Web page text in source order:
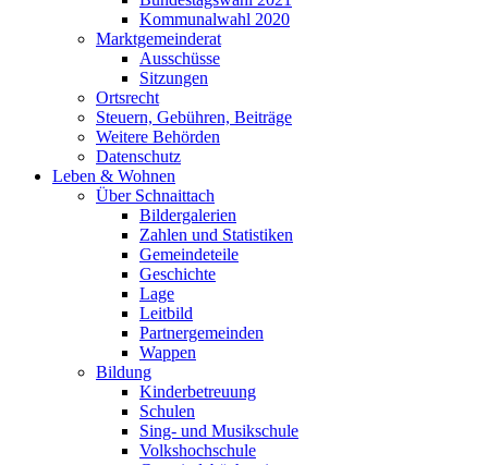
Kommunalwahl 2020
Marktgemeinderat
Ausschüsse
Sitzungen
Ortsrecht
Steuern, Gebühren, Beiträge
Weitere Behörden
Datenschutz
Leben & Wohnen
Über Schnaittach
Bildergalerien
Zahlen und Statistiken
Gemeindeteile
Geschichte
Lage
Leitbild
Partnergemeinden
Wappen
Bildung
Kinderbetreuung
Schulen
Sing- und Musikschule
Volkshochschule